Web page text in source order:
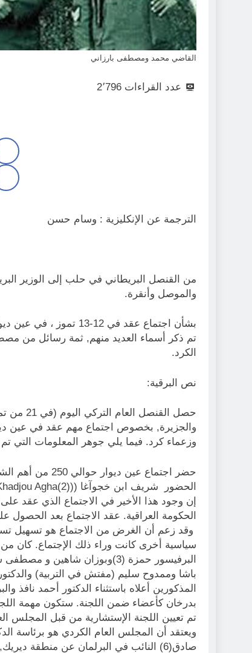
القاضي محمد ومصطفى بارزاني
عدد القراءات 2٬796
الترجمة عن الإنكليزية : وسام حسن
من القنصل البريطاني في حلب إلى الوزير
والموصل وأنقرة.
الكرد.
نص البرقية:
حصل
والجزيرة, بخصوص اجتماع مهم عقد في عين
وزعماء كرد. فيما يلي جوهر المعلومات التي
حضر اجتماع
إن وجود هذا الأخير في الاجتماع الذي عقد
وقد زعم أن الغرض من الاجتماع هو تسهيل
سياسية أخرى كانت وراء ذلك الإجتماع. كان من
المذكورين أعلاه باستثناء الدكتور أحمد
بدرخان كأعضاء ضمن اللجنة. ستكون مهمة
ويعتقد أن المجلس العام الكردي هو برئاسة
صادق(6) النائب في البرلمان عن منطقة ديريك, وشيخموس (جكرخوين) الشاعر الكوردي وحمزة ملا (مدرس).